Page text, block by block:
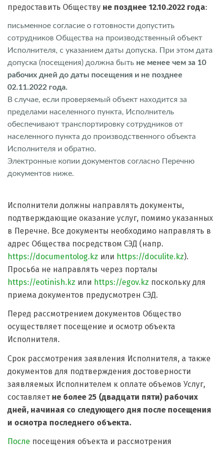
предоставить Обществу не позднее 12.10.2022 года:
письменное согласие о готовности допустить
сотрудников Общества на производственный объект
Исполнителя, с указанием даты допуска. При этом дата
допуска (посещения) должна быть не менее чем за 10
рабочих дней до даты посещения и не позднее
02.11.2022 года.
В случае, если проверяемый объект находится за
пределами населенного пункта, Исполнитель
обеспечивают транспортировку сотрудников от
населенного пункта до производственного объекта
Исполнителя и обратно.
Электронные копии документов согласно Перечню
документов ниже.
Исполнители должны направлять документы,
подтверждающие оказание услуг, помимо указанных
в Перечне. Все документы необходимо направлять в
адрес Общества посредством СЭД (напр.
https://documentolog.kz или https://doculite.kz).
Просьба не направлять через порталы
https://eotinish.kz или https://egov.kz поскольку для
приема документов предусмотрен СЭД.
Перед рассмотрением документов Общество
осуществляет посещение и осмотр объекта
Исполнителя.
Срок рассмотрения заявления Исполнителя, а также
документов для подтверждения достоверности
заявляемых Исполнителем к оплате объемов Услуг,
составляет не более 25 (двадцати пяти) рабочих
дней, начиная со следующего дня после посещения
и осмотра последнего объекта.
После посещения объекта и рассмотрения